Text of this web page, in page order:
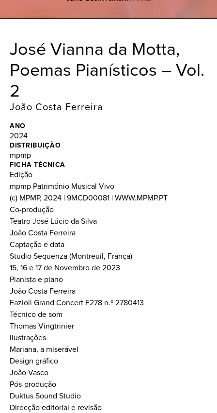
José Vianna da Motta,
Poemas Pianísticos – Vol.
2
João Costa Ferreira
ANO
2024
DISTRIBUIÇÃO
mpmp
FICHA TÉCNICA
Edição
mpmp Património Musical Vivo
(c) MPMP, 2024 | 9MCD00081 | WWW.MPMP.PT
Co-produção
Teatro José Lúcio da Silva
João Costa Ferreira
Captação e data
Studio Sequenza (Montreuil, França)
15, 16 e 17 de Novembro de 2023
Pianista e piano
João Costa Ferreira
Fazioli Grand Concert F278 n.º 2780413
Técnico de som
Thomas Vingtrinier
Ilustrações
Mariana, a miserável
Design gráfico
João Vasco
Pós-produção
Duktus Sound Studio
Direcção editorial e revisão